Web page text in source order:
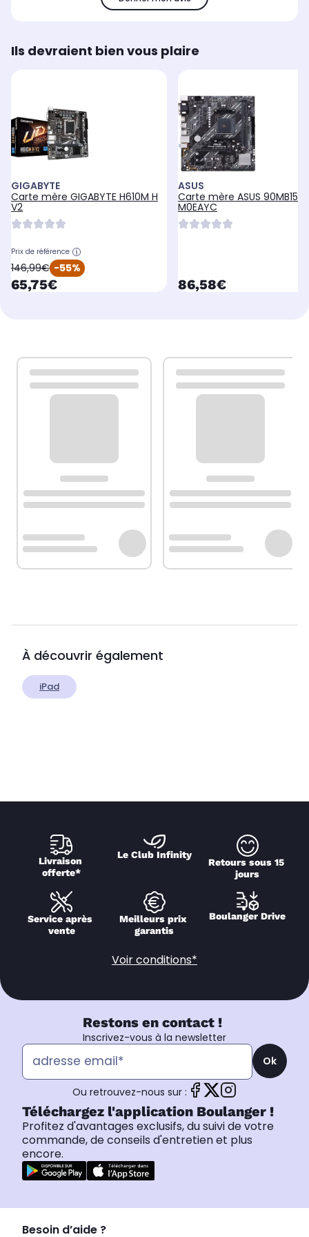
Ils devraient bien vous plaire
GIGABYTE
Carte mère GIGABYTE H610M H
V2
Prix de référence
oldPrice
146,99€ -55%
currentPrice
65,75€
ASUS
Carte mère ASUS
M0EAYC
currentPrice
86,58€
À découvrir également
iPad
Livraison
offerte*
Le Club Infinity
Retours sous 15
jours
Service après
vente
Meilleurs prix
garantis
Boulanger Drive
Voir conditions*
Restons en contact !
Inscrivez-vous à la newsletter
Ok
Ou retrouvez-nous sur :
Téléchargez l'application Boulanger !
Profitez d'avantages exclusifs, du suivi de votre
commande, de conseils d'entretien et plus
encore.
Besoin d’aide ?